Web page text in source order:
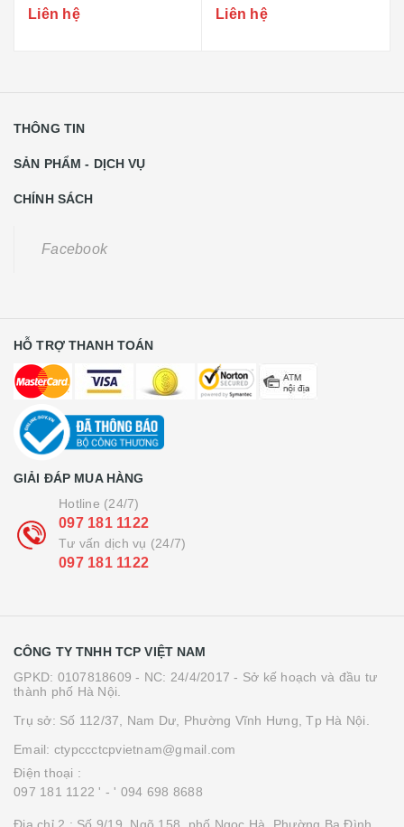
ABC8 (BỘ CÔNG AN)
Liên hệ
(TEM BỘ CÔNG AN)
Liên hệ
THÔNG TIN
SẢN PHẨM - DỊCH VỤ
CHÍNH SÁCH
Facebook
HỖ TRỢ THANH TOÁN
GIẢI ĐÁP MUA HÀNG
Hotline (24/7)
097 181 1122
Tư vấn dịch vụ (24/7)
097 181 1122
CÔNG TY TNHH TCP VIỆT NAM
GPKD: 0107818609 - NC: 24/4/2017 - Sở kế hoạch và đầu tư
thành phố Hà Nội.
Trụ sở: Số 112/37, Nam Dư, Phường Vĩnh Hưng, Tp Hà Nội.
Email: ctypccctcpvietnam@gmail.com
Điện thoại :
097 181 1122 ' - ' 094 698 8688